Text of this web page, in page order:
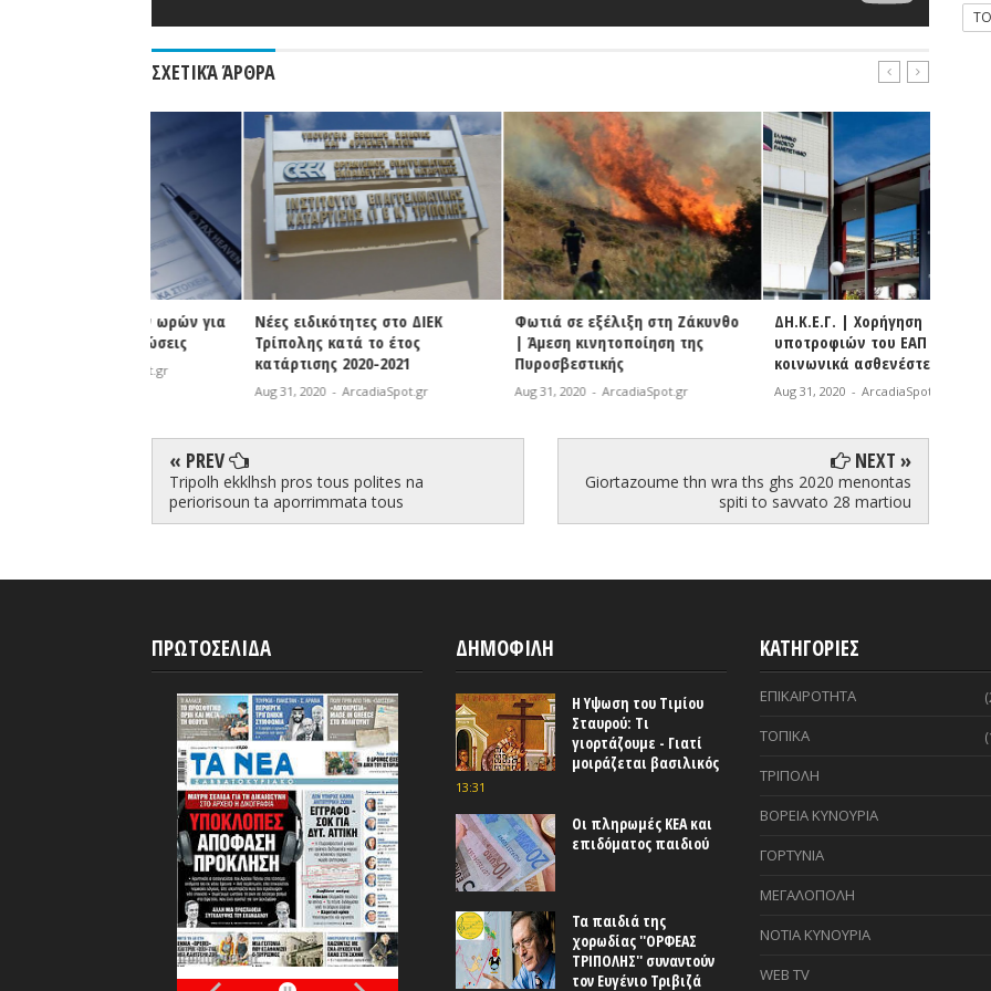
ΣΧΕΤΙΚΆ ΆΡΘΡΑ
Νέες ειδικότητες στο ΔΙΕΚ
Τρίπολης κατά το έτος
κατάρτισης 2020-2021
ArcadiaSpot.gr
Φωτιά σε εξέλιξη στη Ζάκυνθο
| Άμεση κινητοποίηση της
Πυροσβεστικής
Aug 31, 2020 ArcadiaSpot.gr
ΔΗ.Κ.Ε.Γ. | Χορήγηση
υποτροφιών του ΕΑΠ στους
κοινωνικά ασθενέστερους
Aug 31, 2020 ArcadiaSpot.gr
« PREV
Tripolh ekklhsh pros tous polites na
periorisoun ta aporrimmata tous
NEXT »
Giortazoume thn wra ths ghs 2020 menontas
spiti to savvato 28 martiou
ΠΡΩΤΟΣΕΛΙΔΑ ΔΗΜΟΦΙΛΗ
Η Υψωση του Τιμίου
Σταυρού: Τι
γιορτάζουμε - Γιατί
μοιράζεται βασιλικός
13:31
Οι πληρωμές ΚΕΑ και
επιδόματος παιδιού
Τα παιδιά της
χορωδίας ''ΟΡΦΕΑΣ
ΤΡΙΠΟΛΗΣ'' συναντούν
τον Ευγένιο Τριβιζά
ΚΑΤΗΓΟΡΙΕΣ
ΕΠΙΚΑΙΡΟΤΗΤΑ
ΤΟΠΙΚΑ
ΤΡΙΠΟΛΗ
ΒΟΡΕΙΑ ΚΥΝΟΥΡΙΑ
ΓΟΡΤΥΝΙΑ
ΜΕΓΑΛΟΠΟΛΗ
ΝΟΤΙΑ ΚΥΝΟΥΡΙΑ
WEB TV